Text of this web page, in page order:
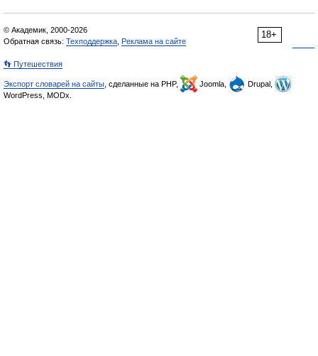
18+
© Академик, 2000-2026
Обратная связь: Техподдержка Реклама на сайте
👣 Путешествия
Экспорт словарей на сайты , сделанные на PHP, Joomla,
Drupal,
WordPress, MODx.